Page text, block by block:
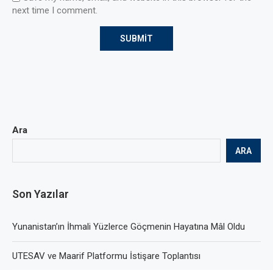
next time I comment.
Ara
ARA
Son Yazılar
Yunanistan’ın İhmali Yüzlerce Göçmenin Hayatına Mâl Oldu
UTESAV ve Maarif Platformu İstişare Toplantısı